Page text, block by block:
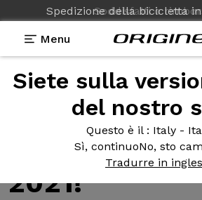
Spedizione della biciclettain
Menu
Siete sulla
del nostro
Questo è il : Italy -
Sì, continuoNo, sto
Tradurre in
Test della bicicletta Origine>Il
Il GraxxII
Vélo Awards
2021!